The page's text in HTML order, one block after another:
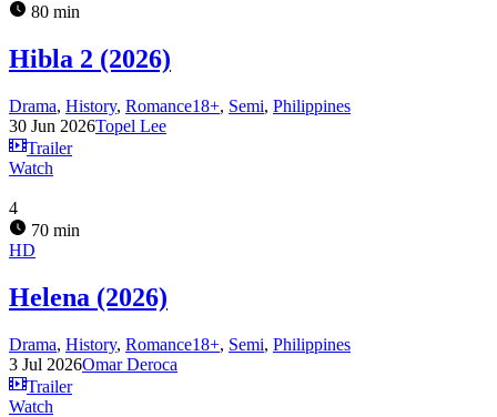
80 min
Hibla 2 (2026)
Drama, History, Romance18+, Semi, Philippines
30 Jun 2026Topel Lee
Trailer
Watch
4
70 min
HD
Helena (2026)
Drama, History, Romance18+, Semi, Philippines
3 Jul 2026Omar Deroca
Trailer
Watch